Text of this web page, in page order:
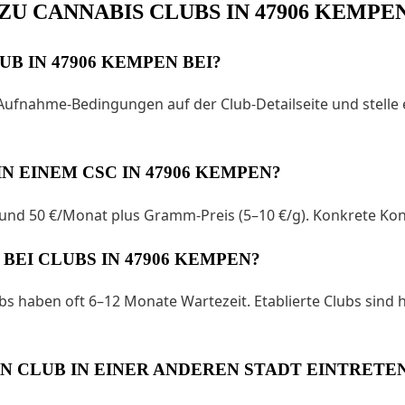
CANNABIS CLUBS IN 47906
IN 47906 KEMPEN BEI?
Bedingungen auf der Club-Detailseite und
EINEM CSC IN 47906 KEMPEN?
50 €/Monat plus Gramm-Preis (5–10 €/g). Konkrete
CLUBS IN 47906 KEMPEN?
haben oft 6–12 Monate Wartezeit. Etablierte Clubs
CLUB IN EINER ANDEREN STADT